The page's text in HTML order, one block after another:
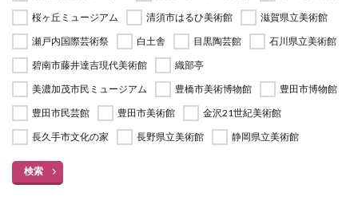
桜ヶ丘ミュージアム
清須市はるひ美術館
滋賀県立美術館
瀬戸内国際芸術祭
白土舎 目黒陶芸館
石川県立美術館
碧南市藤井達吉現代美術館
織部亭
美濃加茂市民ミュージアム
豊橋市美術博物館
豊田市博物館
豊田市民芸館
豊田市美術館
金沢21世紀美術館
長久手市文化の家
長野県立美術館 静岡県立美術館
検索